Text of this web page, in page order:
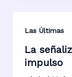
Las Últimas
La
impulso